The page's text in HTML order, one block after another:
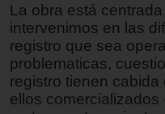
La obra está
intervenimos en las
registro que sea
problematicas,
registro tienen
ellos